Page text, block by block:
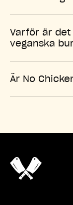
Varför är
veganska
Är No